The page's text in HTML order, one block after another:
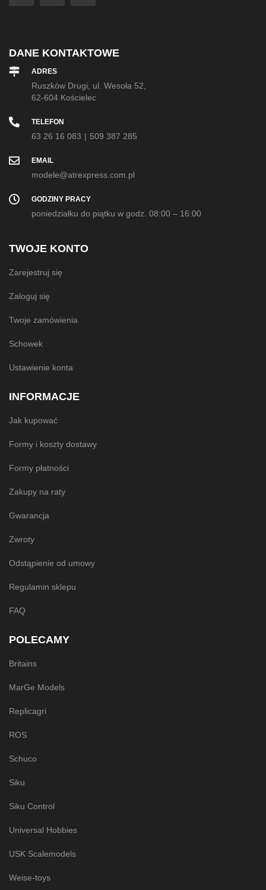
DANE KONTAKTOWE
ADRES
Ruszków Drugi, ul. Wesoła 52,
62-604 Kościelec
TELEFON
63 26 16 083 | 509 387 285
EMAIL
modele@atrexpress.com.pl
GODZINY PRACY
poniedziałku do piątku w godz. 08:00 – 16:00
TWOJE KONTO
Zarejestruj się
Zaloguj się
Twoje zamówienia
Schowek
Ustawienie konta
INFORMACJE
Jak kupować
Formy i koszty dostawy
Formy płatności
Zakupy na raty
Gwarancja
Zwroty
Odstąpienie od umowy
Regulamin sklepu
FAQ
POLECAMY
Britains
MarGe Models
Replicagri
ROS
Schuco
Siku
Siku Control
Universal Hobbies
USK Scalemodels
Weise-toys